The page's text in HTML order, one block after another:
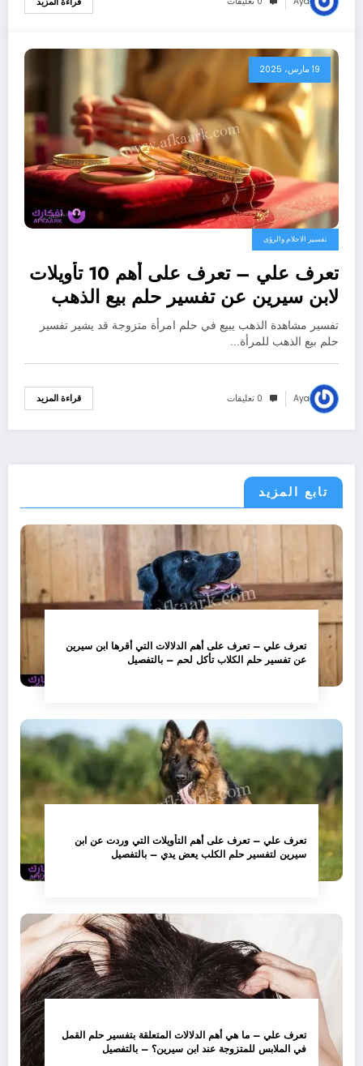
19 مارس، 2025
تفسير الاحلام والرؤى
تعرف علي – تعرف على أهم 10 تأويلات
لابن سيرين عن تفسير حلم بيع الذهب
للمتزوجة – بالتفصيل
تفسير مشاهدة الذهب يبيع في حلم امرأة متزوجة قد يشير تفسير
حلم بيع الذهب للمرأة…
Aya 0 تعليقات قراءة المزيد
تابع المزيد
تعرف علي – تعرف على أهم الدلالات التي أقرها ابن سيرين
عن تفسير حلم الكلاب تأكل لحم – بالتفصيل
تعرف علي – تعرف على أهم التأويلات التي وردت عن ابن
سيرين لتفسير حلم الكلب يعض يدي – بالتفصيل
تعرف علي – ما هي أهم الدلالات المتعلقة بتفسير حلم القمل
في الملابس للمتزوجة عند ابن سيرين؟ – بالتفصيل